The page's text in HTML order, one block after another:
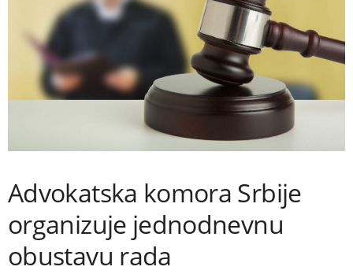
Advokatska komora Srbije
organizuje jednodnevnu
obustavu rada